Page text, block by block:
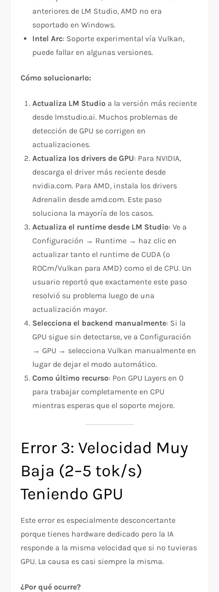
anteriores de LM Studio, AMD no era
soportado en Windows.
Intel Arc: Soporte experimental vía Vulkan,
puede fallar en algunas versiones.
Cómo solucionarlo:
Actualiza LM Studio a la versión más reciente
desde lmstudio.ai. Muchos problemas de
detección de GPU se corrigen en
actualizaciones.
Actualiza los drivers de GPU: Para NVIDIA,
descarga el driver más reciente desde
nvidia.com. Para AMD, instala los drivers
Adrenalin desde amd.com. Este paso
soluciona la mayoría de los casos.
Actualiza el runtime desde LM Studio: Ve a
Configuración → Runtime → haz clic en
actualizar tanto el runtime de CUDA (o
ROCm/Vulkan para AMD) como el de CPU. Un
usuario reportó que exactamente este paso
resolvió su problema luego de una
actualización mayor.
Selecciona el backend manualmente: Si la
GPU sigue sin detectarse, ve a Configuración
→ GPU → selecciona Vulkan manualmente en
lugar de dejar el modo automático.
Como último recurso: Pon GPU Layers en 0
para trabajar completamente en CPU
mientras esperas que el soporte mejore.
Error 3: Velocidad Muy
Baja (2–5 tok/s)
Teniendo GPU
Este error es especialmente desconcertante
porque tienes hardware dedicado pero la IA
responde a la misma velocidad que si no tuvieras
GPU. La causa es casi siempre la misma.
¿Por qué ocurre?